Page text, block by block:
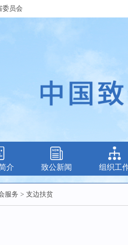
委员会
介 致公新闻 组织工
服务 > 支边扶贫